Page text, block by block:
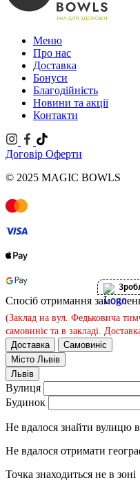
Меню
Про нас
Доставка
Бонуси
Благодійність
Новини та акції
Контакти
Договір Оферти
© 2025 MAGIC BOWLS
Спосіб отримання
(Заклад на вул. Федьковича
самовиніс та в закладі.
Доставка
Самовиніс
Місто Львів
Львів
Вулиця
Будинок
Не вдалося знайти вулицю в
Не вдалося отримати
Точка знаходиться не в зоні